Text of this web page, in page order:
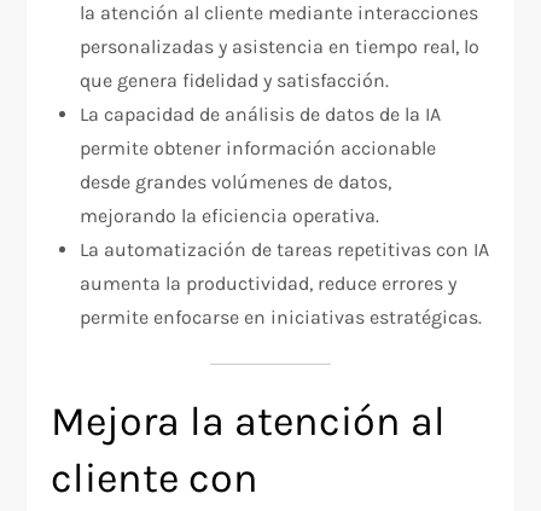
la atención al cliente mediante interacciones
personalizadas y asistencia en tiempo real, lo
que genera fidelidad y satisfacción.
La capacidad de análisis de datos de la IA
permite obtener información accionable
desde grandes volúmenes de datos,
mejorando la eficiencia operativa.
La automatización de tareas repetitivas con IA
aumenta la productividad, reduce errores y
permite enfocarse en iniciativas estratégicas.
Mejora la atención al
cliente con